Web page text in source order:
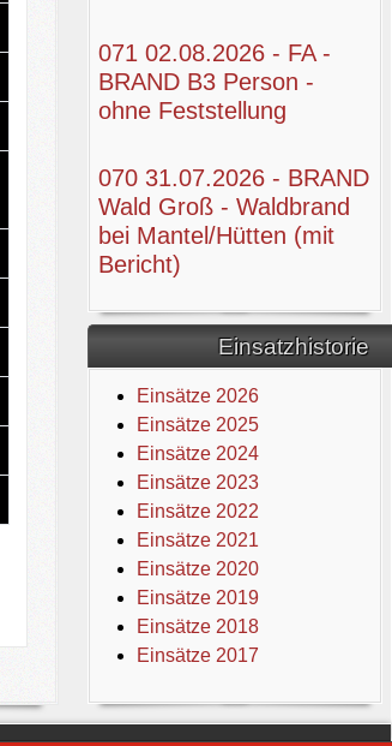
071 02.08.2026 - FA -
BRAND B3 Person -
ohne Feststellung
070 31.07.2026 - BRAND
Wald Groß - Waldbrand
bei Mantel/Hütten (mit
Bericht)
Einsatzhistorie
Einsätze 2026
Einsätze 2025
Einsätze 2024
Einsätze 2023
Einsätze 2022
Einsätze 2021
Einsätze 2020
Einsätze 2019
Einsätze 2018
Einsätze 2017